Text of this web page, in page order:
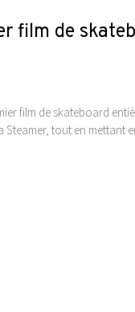
film de
film de skateboard
Steamer, tout en mettant